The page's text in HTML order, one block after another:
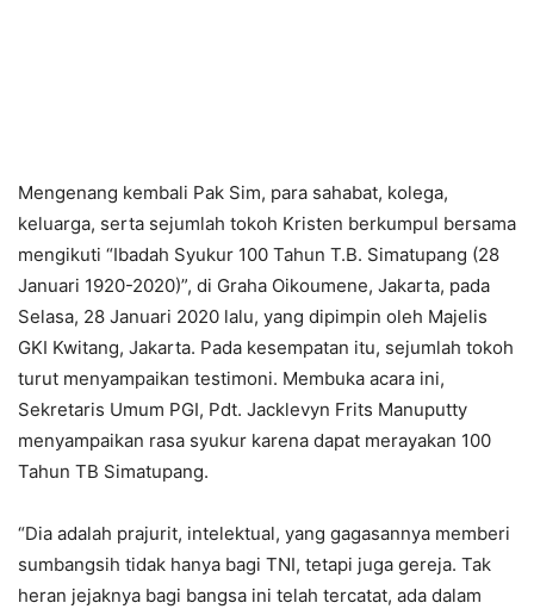
Mengenang kembali Pak Sim, para sahabat, kolega,
keluarga, serta sejumlah tokoh Kristen berkumpul bersama
mengikuti “Ibadah Syukur 100 Tahun T.B. Simatupang (28
Januari 1920-2020)”, di Graha Oikoumene, Jakarta, pada
Selasa, 28 Januari 2020 lalu, yang dipimpin oleh Majelis
GKI Kwitang, Jakarta. Pada kesempatan itu, sejumlah tokoh
turut menyampaikan testimoni. Membuka acara ini,
Sekretaris Umum PGI, Pdt. Jacklevyn Frits Manuputty
menyampaikan rasa syukur karena dapat merayakan 100
Tahun TB Simatupang.
“Dia adalah prajurit, intelektual, yang gagasannya memberi
sumbangsih tidak hanya bagi TNI, tetapi juga gereja. Tak
heran jejaknya bagi bangsa ini telah tercatat, ada dalam